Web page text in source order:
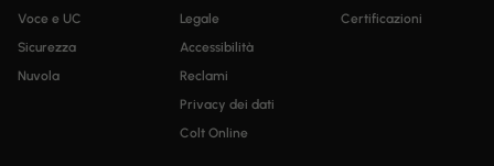
Voce e UC
Sicurezza
Nuvola
Legale
Accessibilità
Reclami
Privacy dei dati
Colt Online
Certificazioni